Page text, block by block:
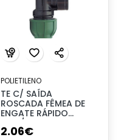
POLIETILENO
TE C/ SAÍDA
ROSCADA FÊMEA DE
ENGATE RÁPIDO
16X3/4"
2.06€